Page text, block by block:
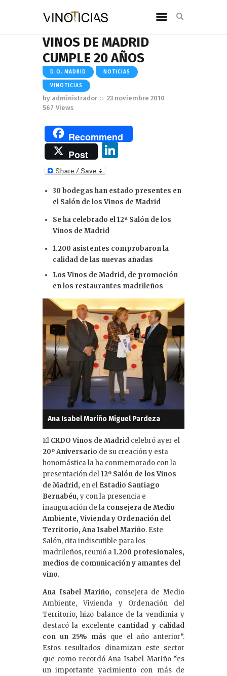
VINOS DE MADRID
CUMPLE 20 AÑOS
D.O. MADRID NOTICIAS
VINOTICIAS
by administrador
23 noviembre 2010
567 Views
Recommend
Post
k
e
dI
30 bodegas han estado presentes en
el Salón de los Vinos de Madrid
Se ha celebrado el 12ª Salón de los
Vinos de Madrid
1.200 asistentes comprobaron la
calidad de las nuevas añadas
Los Vinos de Madrid, de promoción
en los restaurantes madrileños
Ana Isabel Mariño Miguel Pardeza
El CRDO Vinos de Madrid celebró ayer el
20º Aniversario de su creación y esta
honomástica la ha conmemorado con la
presentación del12º Salón de los Vinos
de Madrid, en el Estadio Santiago
Bernabéu, y con la presencia e
inauguración de la consejera de Medio
Ambiente, Vivienda y Ordenación del
Territorio, Ana Isabel Mariño. Este
Salón, cita indiscutible para los
madrileños, reunió a1.200 profesionales,
medios de comunicación y amantes del
vino.
Ana Isabel Mariño, consejera de Medio
Ambiente, Vivienda y Ordenación del
Territorio,hizo balance de la vendimia y
destacó la excelente cantidad y calidad
con un 25% más que el año anterior”.
Estos resultados dinamizan este sector
que como recordó Ana Isabel Mariño “es
un importante yacimiento con más de